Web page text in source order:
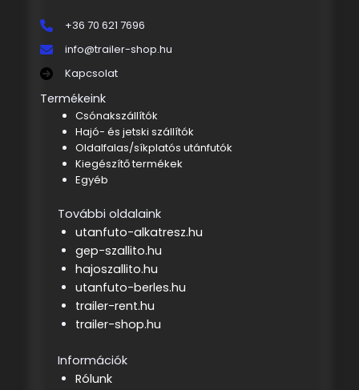
+36 70 621 7696
info@trailer-shop.hu
Kapcsolat
Termékeink
Csónakszállítók
Hajó- és jetski szállítók
Oldalfalas/síkplatós utánfutók
Kiegészítő termékek
Egyéb
További oldalaink
utanfuto-alkatresz.hu
gep-szallito.hu
hajoszallito.hu
utanfuto-berles.hu
trailer-rent.hu
trailer-shop.hu
Információk
Rólunk